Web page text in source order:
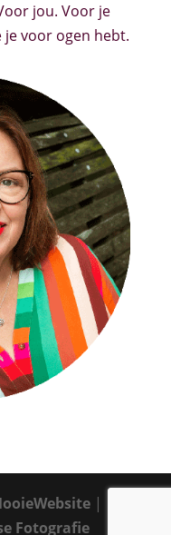
jou. Voor je
voor ogen hebt.
|
Fotografie